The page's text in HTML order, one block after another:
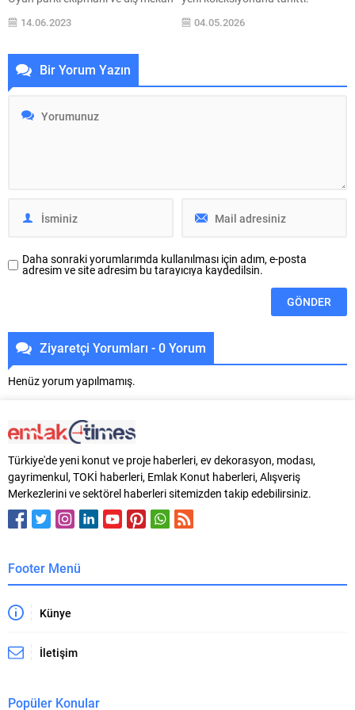
spor aletleri üreticisi olan CEMER,
ürünlerinin boya süreci için
sayesinde daha sürdürülebilir bir
sonuç elde etti. Interpon Redox
toz boyayı kullanmaya
başladıktan sonra uluslararası
pazardaki rekabet gücünü artıran
14.06.2023
Malzeme kalitesini
kişiselleştirilebilir işlevsellikle
04.05.2026
Bir Yorum Yazın
Daha sonraki yorumlarımda kullanılması için adım, e-posta
adresim ve site adresim bu tarayıcıya kaydedilsin.
Ziyaretçi Yorumları - 0 Yorum
Henüz yorum yapılmamış.
Türkiye'de yeni konut ve proje haberleri, ev dekorasyon, modası,
gayrimenkul, TOKİ haberleri, Emlak Konut haberleri, Alışveriş
Merkezlerini ve sektörel haberleri sitemizden takip edebilirsiniz.
Footer Menü
Künye
İletişim
Popüler Konular